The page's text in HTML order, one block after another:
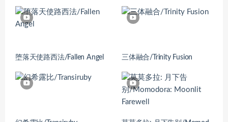
堕落天使路西法/Fallen Angel 三体融合/Trinity Fusion